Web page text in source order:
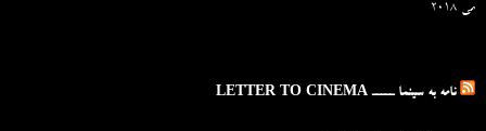
می 2018
نامه به سینما ـــــ LETTER TO CINEMA